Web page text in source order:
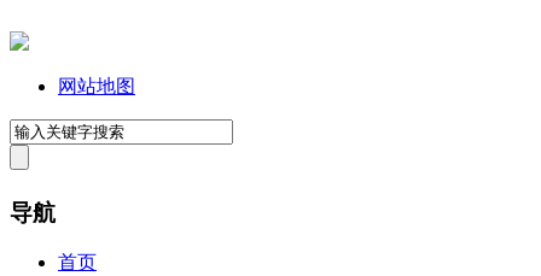
网站地图
导航
首页